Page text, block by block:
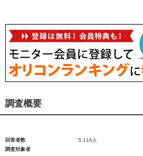
調査概要
回答者数
5,114人
調査対象者